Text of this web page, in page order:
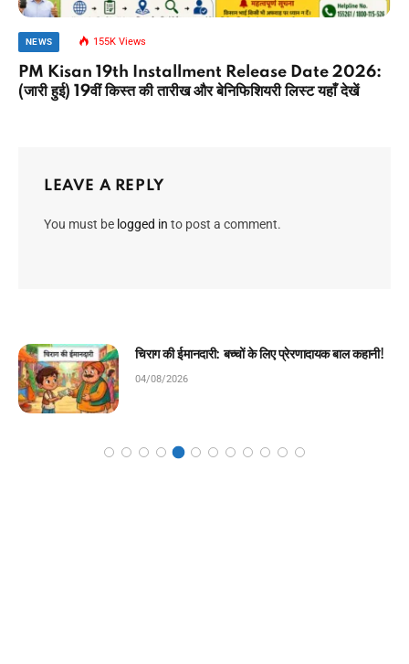
NEWS 155KViews
PM Kisan 19th Installment Release Date 2026:
(जारी हुई) 19वीं किस्त की तारीख और बेनिफिशियरी लिस्ट यहाँ देखें
LEAVE A REPLY
You must be logged in to post a comment.
मेहनत की पहली सीढ़ी: बच्चों के लिए प्रेरणादायक बाल
कहानी!